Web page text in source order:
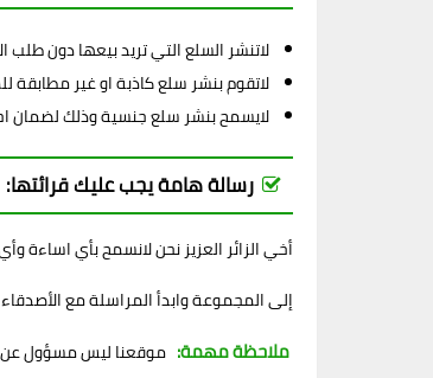
لاتنشر السلع التي تريد بيعها دون طلب
لاتقوم بنشر سلع كاذبة او غير مطابقة
لايسمح بنشر سلع جنسية وذلك لضمان
رسالة هامة يجب عليك قرائتها:
أخي الزائر العزيز نحن لانسمح بأي
إلى المجموعة وابدأ المراسلة مع الأصدقاء
ملاحظة مهمة: موقعنا ليس مسؤول عن